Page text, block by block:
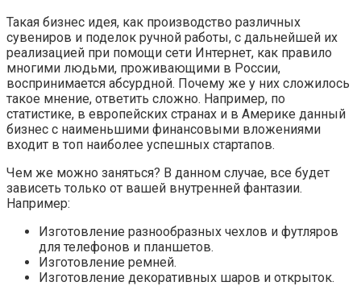
Такая бизнес идея, как производство различных
сувениров и поделок ручной работы, с дальнейшей их
реализацией при помощи сети Интернет, как правило
многими людьми, проживающими в России,
воспринимается абсурдной. Почему же у них сложилось
такое мнение, ответить сложно. Например, по
статистике, в европейских странах и в Америке данный
бизнес с наименьшими финансовыми вложениями
входит в топ наиболее успешных стартапов.
Чем же можно заняться? В данном случае, все будет
зависеть только от вашей внутренней фантазии.
Например:
Изготовление разнообразных чехлов и футляров
для телефонов и планшетов.
Изготовление ремней.
Изготовление декоративных шаров и открыток.